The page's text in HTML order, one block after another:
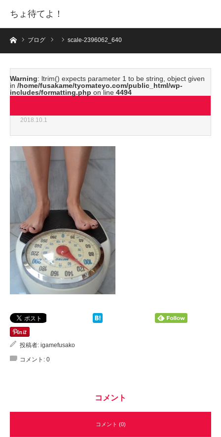
ちょ待てよ！
ホームブログ scale-2396062_640
Warning: ltrim() expects parameter 1 to be string, object given
in /home/fusakame/tyomateyo.com/public_html/wp-
includes/formatting.php on line 4494
2018.10.1
投稿者: igamefusako
コメント: 0
コメント
コメント (0)